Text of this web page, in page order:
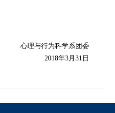
心理与行为科学系团委
2018年3月31日